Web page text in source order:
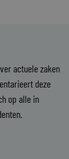
actuele zaken
deze
op alle in